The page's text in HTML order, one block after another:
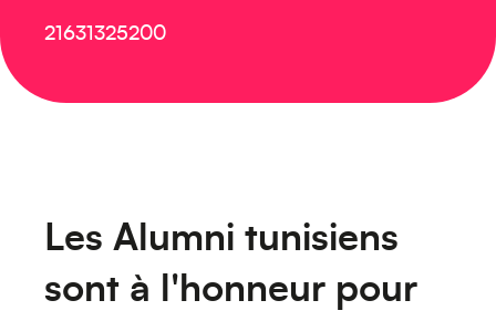
21631325200
Les Alumni tunisiens
sont à l'honneur pour
Créez votre événement